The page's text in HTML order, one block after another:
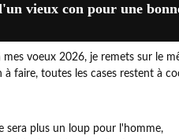
vieux con pour une
mes voeux 2026, je remets sur le
à faire, toutes les cases restent à
sera plus un loup pour l'homme,